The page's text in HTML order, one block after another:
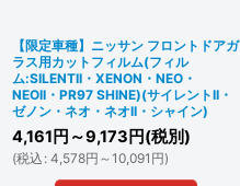
【限定車種】ニッサン フロントドアガ
ラス用カットフィルム(フィル
ム:SILENTII・XENON・NEO・
NEOII・PR97 SHINE)(サイレントII・
ゼノン・ネオ・ネオII・シャイン)
4,161 円 ～9,173 円(税別)
(税込 : 4,578円 ～10,091 円)